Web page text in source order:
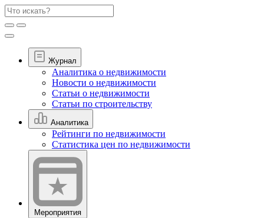
Журнал
Аналитика о недвижимости
Новости о недвижимости
Статьи о недвижимости
Статьи по строительству
Аналитика
Рейтинги по недвижимости
Статистика цен по недвижимости
Мероприятия